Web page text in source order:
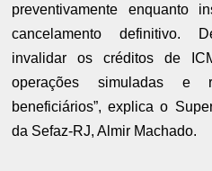
preventivamente enquanto
cancelamento definitivo.
invalidar os créditos de
operações simuladas e
beneficiários”, explica o
da Sefaz-RJ, Almir Machado.